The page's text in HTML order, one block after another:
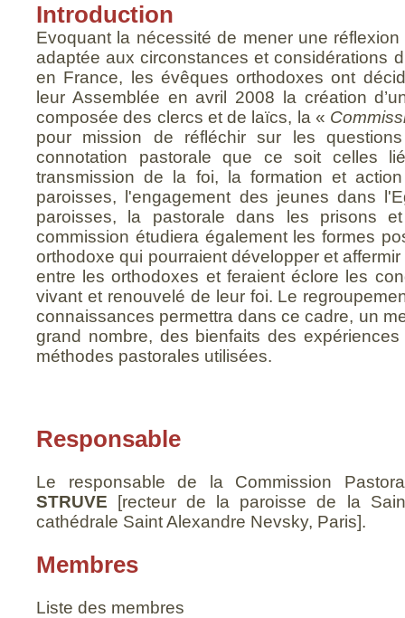
Introduction
Evoquant la nécessité de mener une
adaptée aux circonstances et considérations
en France, les évêques orthodoxes ont
leur Assemblée en avril 2008 la création
composée des clercs et de laïcs, la «
pour mission de réfléchir sur les
connotation pastorale que ce soit celles
transmission de la foi, la formation et
paroisses, l'engagement des jeunes dans
paroisses, la pastorale dans les prisons
commission étudiera également les formes
orthodoxe qui pourraient développer et
entre les orthodoxes et feraient éclore les
vivant et renouvelé de leur foi. Le
connaissances permettra dans ce cadre, un
grand nombre, des bienfaits des
méthodes pastorales utilisées.
Responsable
Le responsable de la Commission
STRUVE [recteur de la paroisse de la
cathédrale Saint Alexandre Nevsky, Paris].
Membres
Liste des membres